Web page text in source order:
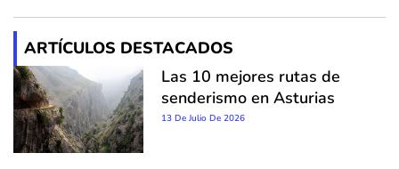
ARTÍCULOS DESTACADOS
Las 10 mejores rutas de
senderismo en Asturias
13 De Julio De 2026